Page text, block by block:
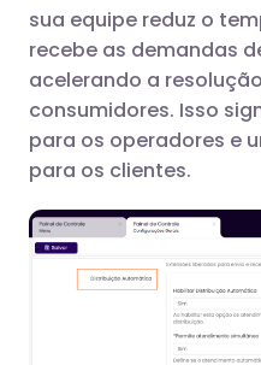
sua equipe reduz o
recebe as demandas
acelerando a
consumidores. Isso
para os operadores e
para os clientes.